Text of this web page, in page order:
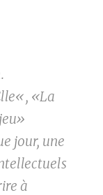
«La
jour, une
à